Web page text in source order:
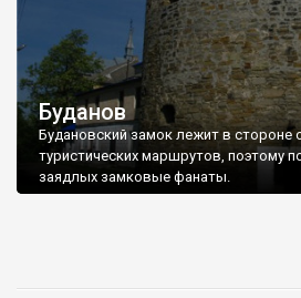
Буданов
Будановский замок лежит в стороне
туристических маршрутов, поэтому
заядлых замковые фанаты.